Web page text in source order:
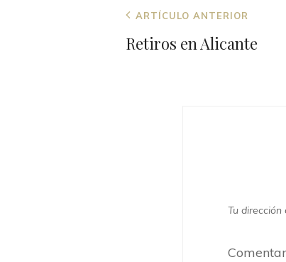
Navegación
de
Entrada
anterior
ARTÍCULO ANTERIOR
Retiros en Alicante
Tu dirección